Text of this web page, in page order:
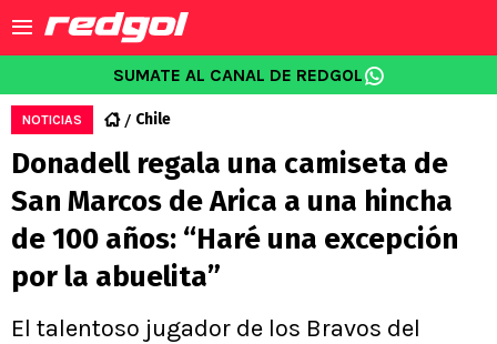
SUMATE AL CANAL DE REDGOL
NOTICIAS Chile
Donadell regala una camiseta de
San Marcos de Arica a una hincha
de 100 años: “Haré una excepción
por la abuelita”
El talentoso jugador de los Bravos del